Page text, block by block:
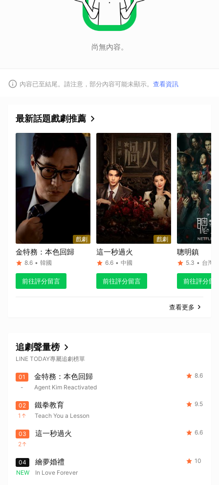
尚無內容。
內容已至結尾。請注意，部分內容可能未顯示。 查看資訊
最新話題戲劇推薦
戲劇
金特務：本色回歸
8.6 • 韓國
前往評分留言
戲劇
這一秒過火
6.6 • 中國
前往評分留言
聰明鎮
5.3 • 台灣
前往評分留
查看更多
追劇聲量榜
LINE TODAY專屬追劇榜單
01
-
金特務：本色回歸
Agent Kim Reactivated
8.6
02
1
鐵拳教育
Teach You a Lesson
9.5
03
2
這一秒過火 6.6
04
NEW
繪夢婚禮
In Love Forever
10
取消